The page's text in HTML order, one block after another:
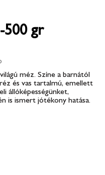
500 gr
méz. Színe a barnától
és vas tartalmú, emellett
állóképességünket,
is ismert jótékony hatása.